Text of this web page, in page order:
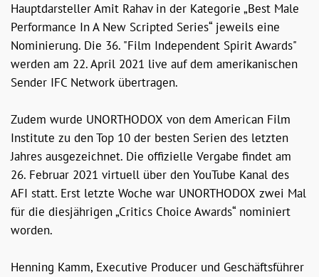
Hauptdarsteller Amit Rahav in der Kategorie „Best Male
Performance In A New Scripted Series“ jeweils eine
Nominierung. Die 36. "Film Independent Spirit Awards"
werden am 22. April 2021 live auf dem amerikanischen
Sender IFC Network übertragen.
Zudem wurde UNORTHODOX von dem American Film
Institute zu den Top 10 der besten Serien des letzten
Jahres ausgezeichnet. Die offizielle Vergabe findet am
26. Februar 2021 virtuell über den YouTube Kanal des
AFI statt. Erst letzte Woche war UNORTHODOX zwei Mal
für die diesjährigen „Critics Choice Awards“ nominiert
worden.
Henning Kamm, Executive Producer und Geschäftsführer